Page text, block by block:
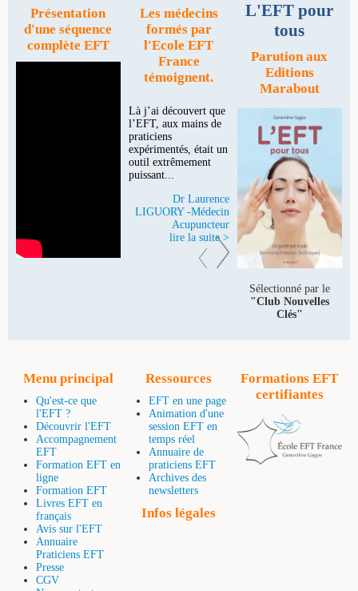
Présentation
d'une séquence
complète EFT
Les médecins
formés par
l'Ecole EFT
France
témoignent.
Là j’ai découvert que
l’EFT, aux mains de
praticiens
expérimentés, était un
outil extrêmement
puissant...
Dr Laurence
LIGUORY -Médecin
Acupuncteur
lire la suite >
L'EFT pour
tous
Parution aux
Editions
Marabout
Sélectionné par le
"Club Nouvelles
Clés"
Menu principal
Qu'est-ce que
l'EFT ?
Découvrir l'EFT
Accompagnement
EFT
Formation EFT en
ligne
Formation EFT
Livres EFT en
français
Avis sur l'EFT
Annuaire
Praticiens EFT
Presse
CGV
Ressources
EFT en une page
Animation d'une
session EFT en
temps réel
Annuaire de
praticiens EFT
Archives des
newsletters
Infos légales
Formations EFT
certifiantes